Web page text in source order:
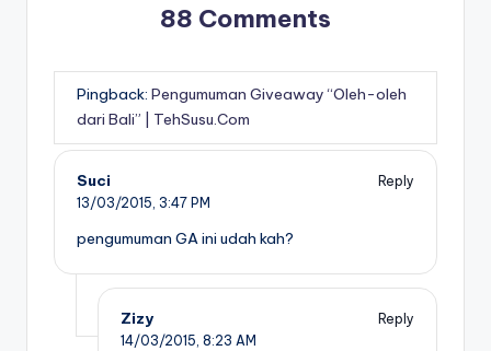
88 Comments
Pingback: Pengumuman Giveaway “Oleh-oleh
dari Bali” | TehSusu.Com
Suci
Reply
13/03/2015, 3:47 PM
pengumuman GA ini udah kah?
Zizy
Reply
14/03/2015, 8:23 AM